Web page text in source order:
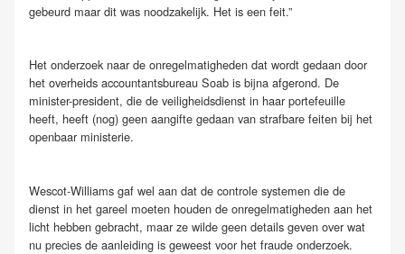
gebeurd maar dit was noodzakelijk. Het is een feit.”
Het onderzoek naar de onregelmatigheden dat wordt gedaan door
het overheids accountantsbureau Soab is bijna afgerond. De
minister-president, die de veiligheidsdienst in haar portefeuille
heeft, heeft (nog) geen aangifte gedaan van strafbare feiten bij het
openbaar ministerie.
Wescot-Williams gaf wel aan dat de controle systemen die de
dienst in het gareel moeten houden de onregelmatigheden aan het
licht hebben gebracht, maar ze wilde geen details geven over wat
nu precies de aanleiding is geweest voor het fraude onderzoek.